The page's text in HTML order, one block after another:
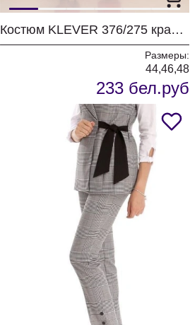
Костюм KLEVER 376/275 красный с черным.
Размеры:
44,46,48
233 бел.руб